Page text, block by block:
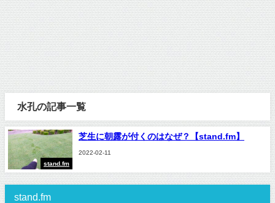
水孔の記事一覧
stand.fm
芝生に朝露が付くのはなぜ？【stand.fm】
2022-02-11
stand.fm